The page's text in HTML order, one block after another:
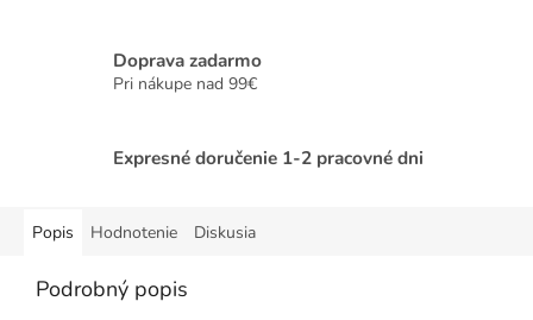
Doprava zadarmo
Pri nákupe nad 99€
Expresné doručenie 1-2 pracovné dni
Popis Hodnotenie Diskusia
Podrobný popis